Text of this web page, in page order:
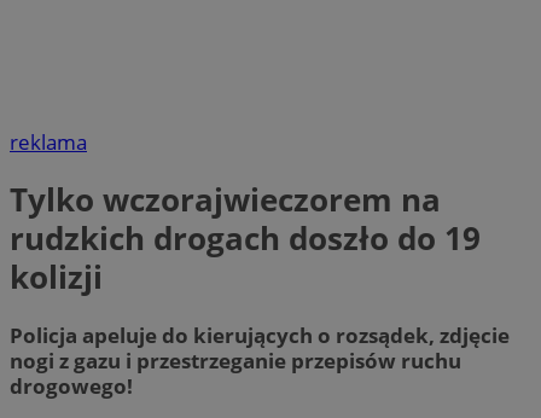
reklama
Tylko wczorajwieczorem na
rudzkich drogach doszło do 19
kolizji
Policja apeluje do kierujących o rozsądek, zdjęcie
nogi z gazu i przestrzeganie przepisów ruchu
drogowego!